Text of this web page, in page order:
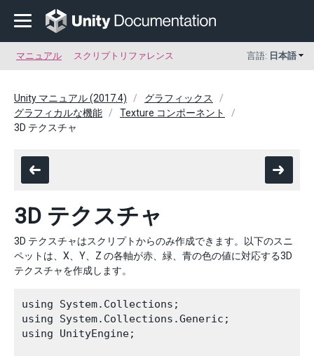
マニュアル スクリプトリファレンス 言語: 日本語
Unity マニュアル (2017.4)
グラフィックス
グラフィカルな機能
Texture コンポーネント
3D テクスチャ
3D テクスチャ
3D テクスチャはスクリプトからのみ作成できます。以下のスニ
ペットは、X、Y、Z の各軸が赤、緑、青の色の値に対応する3D
テクスチャを作成します。
using System.Collections;
using System.Collections.Generic;
using UnityEngine;